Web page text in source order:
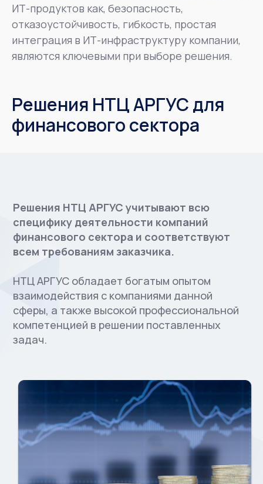
ИТ-продуктов как, безопасность,
отказоустойчивость, гибкость, простая
интеграция в ИТ-инфраструктуру компании,
являются ключевыми при выборе решения.
Решения НТЦ АРГУС для
финансового сектора
Решения НТЦ АРГУС учитывают всю
специфику деятельности компаний
финансового сектора и соответствуют
всем требованиям заказчика.
НТЦ АРГУС обладает богатым опытом
взаимодействия с компаниями данной
сферы, а также высокой профессиональной
компетенцией в решении поставленных
задач.